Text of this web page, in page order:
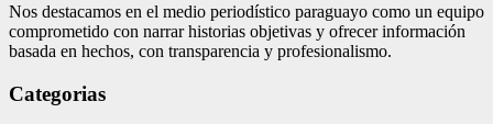
Nos destacamos en el medio periodístico paraguayo como un equipo
comprometido con narrar historias objetivas y ofrecer información
basada en hechos, con transparencia y profesionalismo.
Categorias